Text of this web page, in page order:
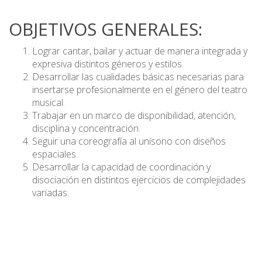
OBJETIVOS GENERALES:
Lograr cantar, bailar y actuar de manera integrada y
expresiva distintos géneros y estilos.
Desarrollar las cualidades básicas necesarias para
insertarse profesionalmente en el género del teatro
musical.
Trabajar en un marco de disponibilidad, atención,
disciplina y concentración.
Seguir una coreografía al unísono con diseños
espaciales.
Desarrollar la capacidad de coordinación y
disociación en distintos ejercicios de complejidades
variadas.